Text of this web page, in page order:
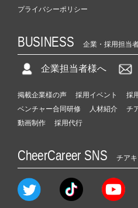
プライバシーポリシー
BUSINESS 企業・採用担当
企業担当者様へ
掲載企業様の声 採用イベント 採
ベンチャー合同研修
人材紹介 チ
動画制作
採用代行
CheerCareer SNS チア